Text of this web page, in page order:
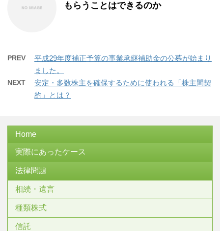
もらうことはできるのか
PREV
平成29年度補正予算の事業承継補助金の公募が始まり
ました。
NEXT
安定・多数株主を確保するために使われる「株主間契
約」とは？
Home
実際にあったケース
法律問題
相続・遺言
種類株式
信託